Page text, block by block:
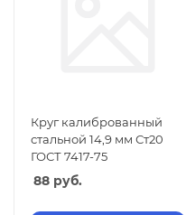
Круг калиброванный
стальной 14,9 мм Ст20
ГОСТ 7417-75
88 руб.